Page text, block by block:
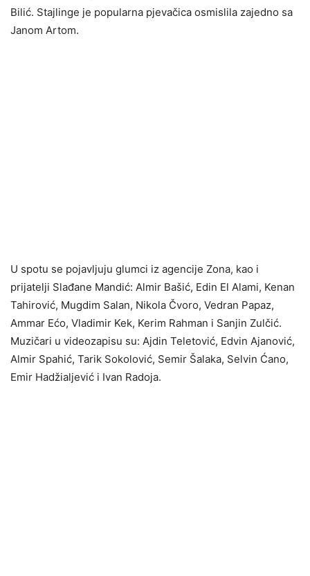
Bilić. Stajlinge je popularna pjevačica osmislila zajedno sa
Janom Artom.
U spotu se pojavljuju glumci iz agencije Zona, kao i
prijatelji Slađane Mandić: Almir Bašić, Edin El Alami, Kenan
Tahirović, Mugdim Salan, Nikola Čvoro, Vedran Papaz,
Ammar Ećo, Vladimir Kek, Kerim Rahman i Sanjin Zulčić.
Muzičari u videozapisu su: Ajdin Teletović, Edvin Ajanović,
Almir Spahić, Tarik Sokolović, Semir Šalaka, Selvin Ćano,
Emir Hadžialjević i Ivan Radoja.